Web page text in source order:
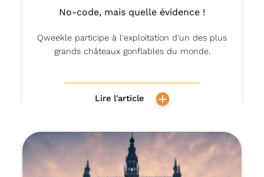
No-code, mais quelle évidence !
Qweekle participe à l'exploitation d'un des plus
grands châteaux gonflables du monde.
Lire l'article